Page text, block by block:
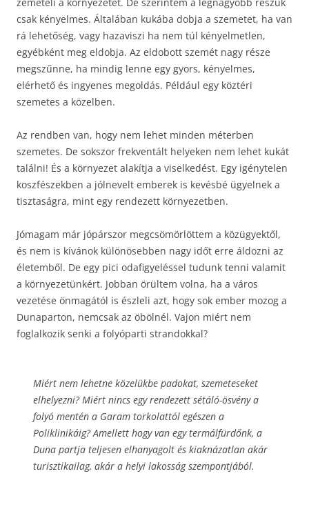
csak kényelmes. Általában kukába dobja a szemetet, ha van
rá lehetőség, vagy hazaviszi ha nem túl kényelmetlen,
egyébként meg eldobja. Az eldobott szemét nagy része
megszűnne, ha mindig lenne egy gyors, kényelmes,
elérhető és ingyenes megoldás. Például egy köztéri
szemetes a közelben.
Az rendben van, hogy nem lehet minden méterben
szemetes. De sokszor frekventált helyeken nem lehet kukát
találni! És a környezet alakítja a viselkedést. Egy igénytelen
koszfészekben a jólnevelt emberek is kevésbé ügyelnek a
tisztaságra, mint egy rendezett környezetben.
Jómagam már jópárszor megcsömörlöttem a közügyektől,
és nem is kívánok különösebben nagy időt erre áldozni az
életemből. De egy pici odafigyeléssel tudunk tenni valamit
a környezetünkért. Jobban örültem volna, ha a város
vezetése önmagától is észleli azt, hogy sok ember mozog a
Dunaparton, nemcsak az öbölnél. Vajon miért nem
foglalkozik senki a folyóparti strandokkal?
Miért nem lehetne közelükbe padokat, szemeteseket
elhelyezni? Miért nincs egy rendezett sétáló-ösvény a
folyó mentén a Garam torkolattól egészen a
Poliklinikáig? Amellett hogy van egy termálfürdőnk, a
Duna partja teljesen elhanyagolt és kiaknázatlan akár
turisztikailag, akár a helyi lakosság szempontjából.